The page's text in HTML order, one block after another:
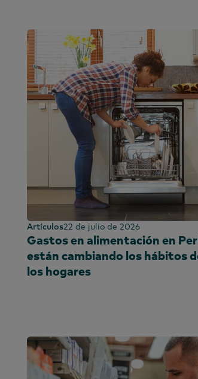
Artículos22 de julio de 2026
Gastos en alimentación en
están cambiando los hábitos
los hogares